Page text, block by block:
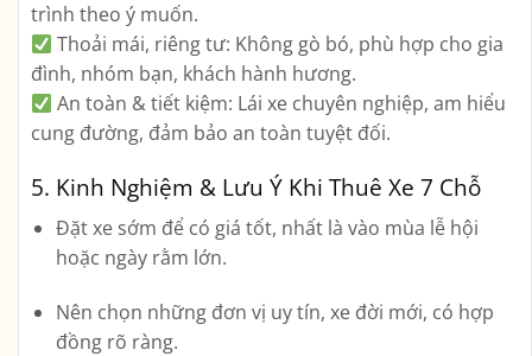
trình theo ý muốn.
Thoải mái, riêng tư: Không gò bó, phù hợp cho gia
đình, nhóm bạn, khách hành hương.
An toàn & tiết kiệm: Lái xe chuyên nghiệp, am hiểu
cung đường, đảm bảo an toàn tuyệt đối.
5. Kinh Nghiệm & Lưu Ý Khi Thuê Xe 7 Chỗ
Đặt xe sớm để có giá tốt, nhất là vào mùa lễ hội
hoặc ngày rằm lớn.
Nên chọn những đơn vị uy tín, xe đời mới, có hợp
đồng rõ ràng.